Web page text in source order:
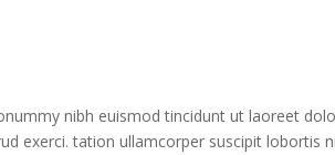
nibh euismod tincidunt ut laoreet
exerci. tation ullamcorper suscipit lobortis